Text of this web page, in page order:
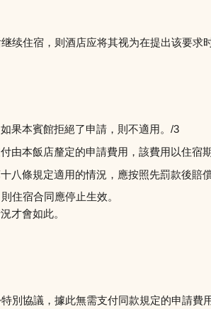
续住宿，则酒店应将其视为在提出该要求
果本賓館拒絕了申請，則不適用。/3
本飯店釐定的申請費用，該費用以住宿
條規定適用的情況，應按照先罰款後賠
住宿合同應停止生效。
才會如此。
別協議，據此無需支付同款規定的申請費用